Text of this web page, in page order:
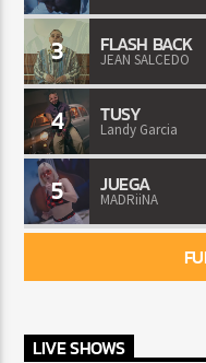
3 FLASH BACK
JEAN SALCEDO
4 TUSY
Landy Garcia
5 JUEGA
MADRiiNA
LIVE SHOWS